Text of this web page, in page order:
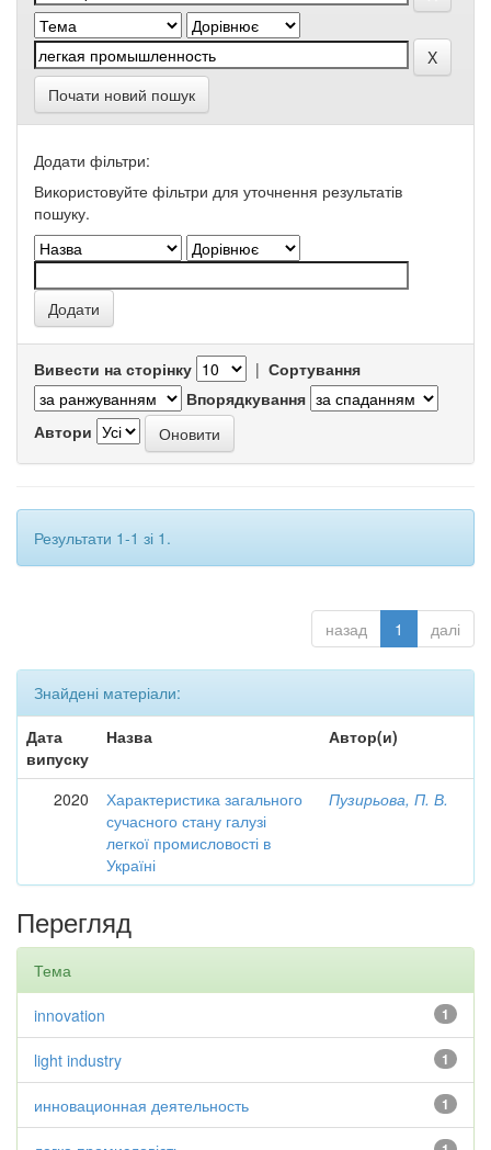
Почати новий пошук
Додати фільтри:
Використовуйте фільтри для уточнення результатів
пошуку.
Вивести на сторінку | Сортування
Впорядкування
Автори
Результати 1-1 зі 1.
назад 1 далі
Знайдені матеріали:
Дата
випуску
Назва Автор(и)
2020
Характеристика загального
сучасного стану галузі
легкої промисловості в
Україні
Пузирьова, П. В.
Перегляд
Тема
1
innovation
1
light industry
1
инновационная деятельность